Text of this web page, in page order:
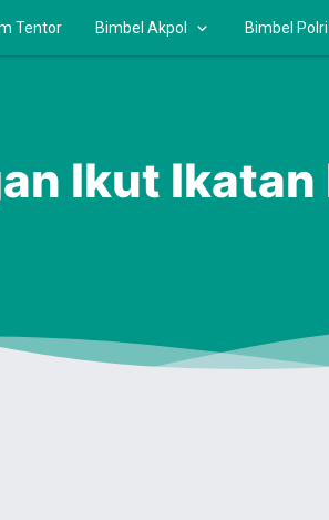
Tentor Bimbel Akpol Bimbel Polri
Ikut Ikatan